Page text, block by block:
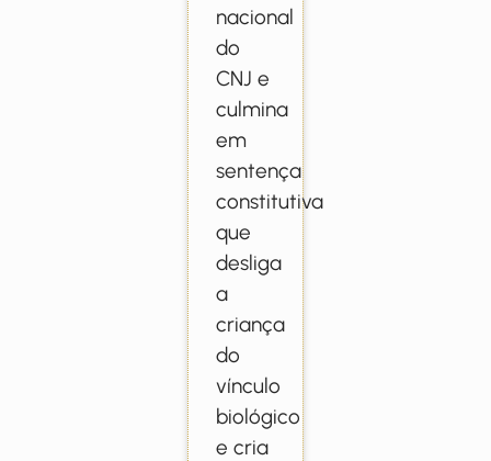
nacional
do
CNJ e
culmina
em
sentença
constitutiva
que
desliga
a
criança
do
vínculo
biológico
e cria